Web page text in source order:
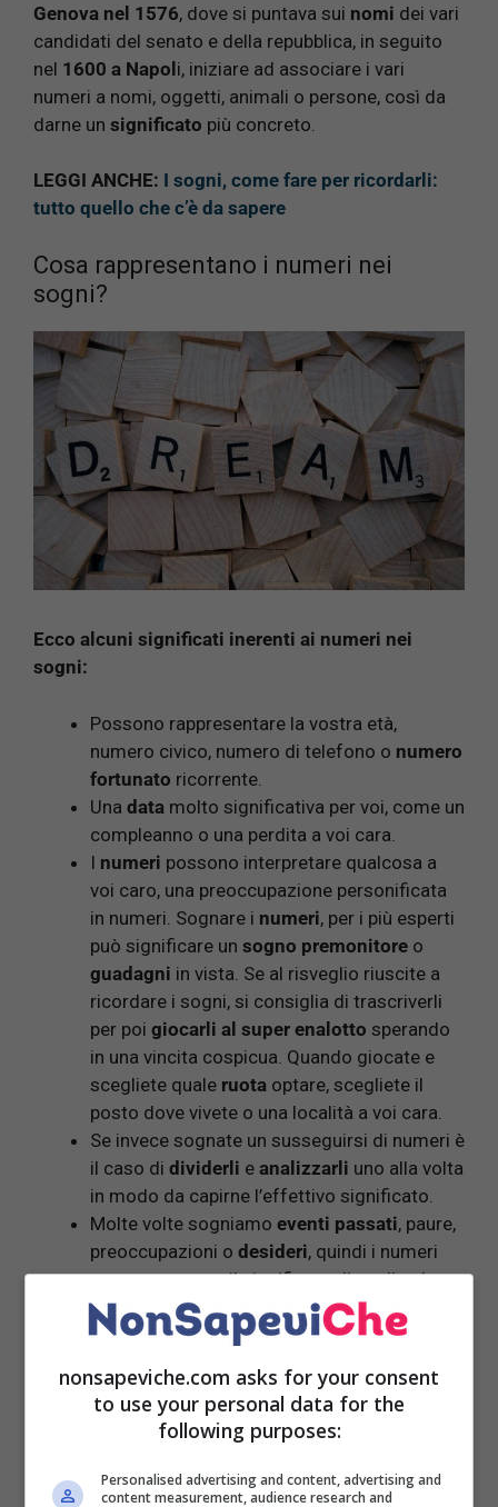
Genova nel 1576, dove si puntava sui nomi dei vari
candidati del senato e della repubblica, in seguito
nel 1600 a Napoli, iniziare ad associare i vari
numeri a nomi, oggetti, animali o persone, così da
darne un significato più concreto.
LEGGI ANCHE: I sogni, come fare per ricordarli:
tutto quello che c’è da sapere
Cosa rappresentano i numeri nei
sogni?
Ecco alcuni significati inerenti ai numeri nei
sogni:
Possono rappresentare la vostra età,
numero civico, numero di telefono o numero
fortunato ricorrente.
Una data molto significativa per voi, come un
compleanno o una perdita a voi cara.
I numeri possono interpretare qualcosa a
voi caro, una preoccupazione personificata
in numeri. Sognare i numeri, per i più esperti
può significare un sogno premonitore o
guadagni in vista. Se al risveglio riuscite a
ricordare i sogni, si consiglia di trascriverli
per poi giocarli al super enalotto sperando
in una vincita cospicua. Quando giocate e
scegliete quale ruota optare, scegliete il
posto dove vivete o una località a voi cara.
Se invece sognate un susseguirsi di numeri è
il caso di dividerli e analizzarli uno alla volta
in modo da capirne l’effettivo significato.
Molte volte sogniamo eventi passati, paure,
preoccupazioni o desideri, quindi i numeri
possono essere il significato di quello che
state o che avete passato.
si cela dietro questo oggetto
Significato dei simboli dal 0
a 9!
nonsapeviche.com asks for your consent
to use your personal data for the
following purposes:
Personalised advertising and content, advertising and
content measurement, audience research and